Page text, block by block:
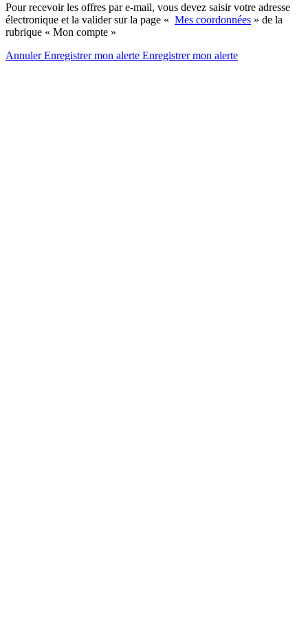
Pour recevoir les offres par e-mail, vous devez saisir votre adresse
électronique et la valider sur la page « Mes coordonnées » de la
rubrique « Mon compte »
AnnulerEnregistrer mon alerte Enregistrermon alerte